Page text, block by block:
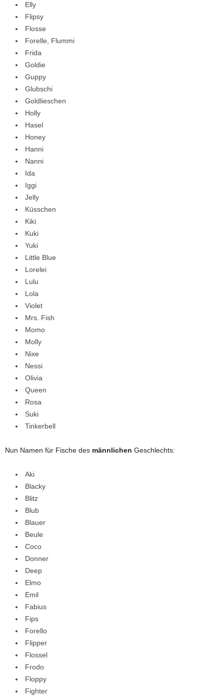
Elly
Flipsy
Flosse
Forelle, Flummi
Frida
Goldie
Guppy
Glubschi
Goldlieschen
Holly
Hasel
Honey
Hanni
Nanni
Ida
Iggi
Jelly
Küsschen
Kiki
Kuki
Yuki
Little Blue
Lorelei
Lulu
Lola
Violet
Mrs. Fish
Momo
Molly
Nixe
Nessi
Olivia
Queen
Rosa
Suki
Tinkerbell
Nun Namen für Fische des männlichen Geschlechts:
Aki
Blacky
Blitz
Blub
Blauer
Beule
Coco
Donner
Deep
Elmo
Emil
Fabius
Fips
Forello
Flipper
Flossel
Frodo
Floppy
Fighter